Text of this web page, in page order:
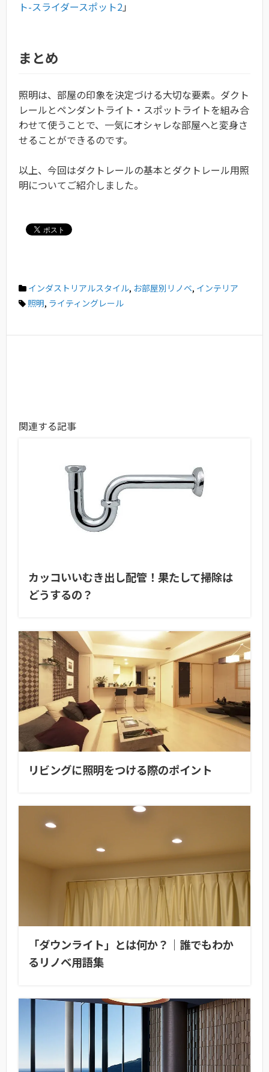
ト-スライダースポット2」
まとめ
照明は、部屋の印象を決定づける大切な要素。ダクト
レールとペンダントライト・スポットライトを組み合
わせて使うことで、一気にオシャレな部屋へと変身さ
せることができるのです。
以上、今回はダクトレールの基本とダクトレール用照
明についてご紹介しました。
インダストリアルスタイル, お部屋別リノベ, インテリア
照明, ライティングレール
関連する記事
カッコいいむき出し配管！果たして掃除は
どうするの？
リビングに照明をつける際のポイント
「ダウンライト」とは何か？｜誰でもわか
るリノベ用語集